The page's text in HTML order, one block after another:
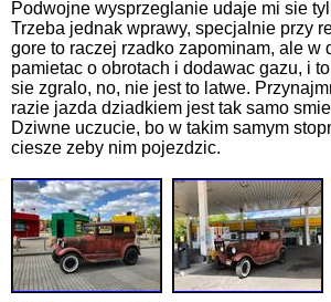
Podwojne wysprzeglanie udaje mi sie
Trzeba jednak wprawy, specjalnie przy
gore to raczej rzadko zapominam, ale w
pamietac o obrotach i dodawac gazu, i
sie zgralo, no, nie jest to latwe.
razie jazda dziadkiem jest tak samo
Dziwne uczucie, bo w takim samym
ciesze zeby nim pojezdzic.